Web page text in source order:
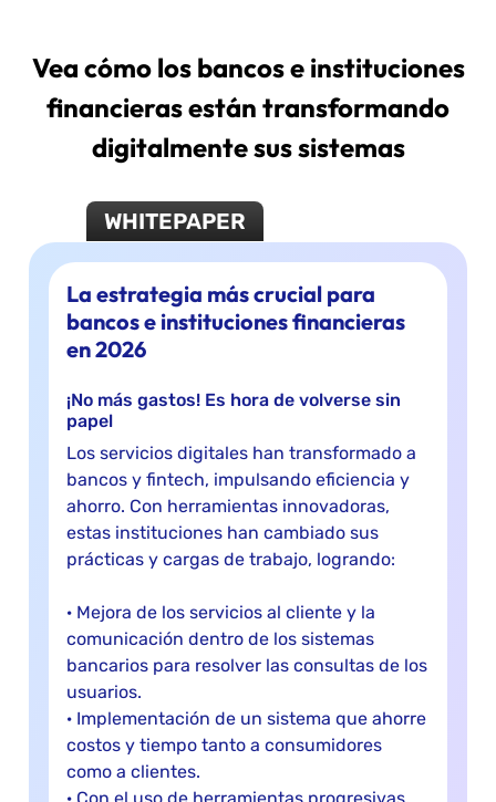
Vea cómo los bancos e instituciones
financieras están transformando
digitalmente sus sistemas
La estrategia más crucial para
bancos e instituciones financieras
en 2026
¡No más gastos! Es hora de volverse sin
papel
Los servicios digitales han transformado a
bancos y fintech, impulsando eficiencia y
ahorro. Con herramientas innovadoras,
estas instituciones han cambiado sus
prácticas y cargas de trabajo, logrando:
· Mejora de los servicios al cliente y la
comunicación dentro de los sistemas
bancarios para resolver las consultas de los
usuarios.
· Implementación de un sistema que ahorre
costos y tiempo tanto a consumidores
como a clientes.
· Con el uso de herramientas progresivas,
WHITEPAPER